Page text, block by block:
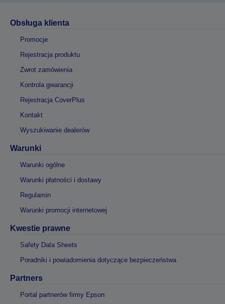
Obsługa klienta
Promocje
Rejestracja produktu
Zwrot zamówienia
Kontrola gwarancji
Rejestracja CoverPlus
Kontakt
Wyszukiwanie dealerów
Warunki
Warunki ogólne
Warunki płatności i dostawy
Regulamin
Warunki promocji internetowej
Kwestie prawne
Safety Data Sheets
Poradniki i powiadomienia dotyczące bezpieczeństwa
Partners
Portal partnerów firmy Epson